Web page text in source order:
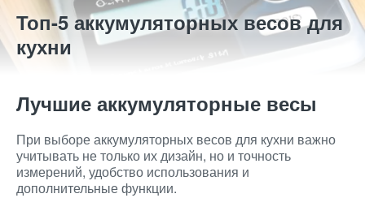
Топ-5 аккумуляторных весов для
кухни
Лучшие аккумуляторные весы
При выборе аккумуляторных весов для кухни важно
учитывать не только их дизайн, но и точность
измерений, удобство использования и
дополнительные функции.